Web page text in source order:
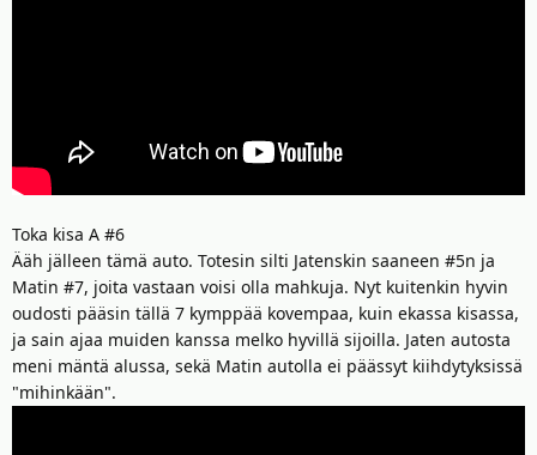
Toka kisa A #6
Ääh jälleen tämä auto. Totesin silti Jatenskin saaneen #5n ja
Matin #7, joita vastaan voisi olla mahkuja. Nyt kuitenkin hyvin
oudosti pääsin tällä 7 kymppää kovempaa, kuin ekassa kisassa,
ja sain ajaa muiden kanssa melko hyvillä sijoilla. Jaten autosta
meni mäntä alussa, sekä Matin autolla ei päässyt kiihdytyksissä
"mihinkään".